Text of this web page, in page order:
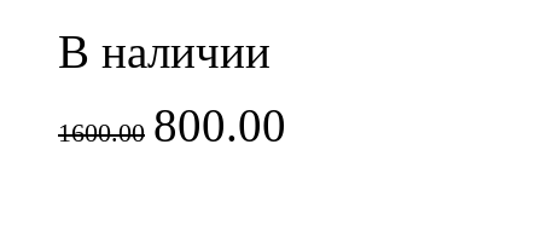
В наличии
1600.00 800.00